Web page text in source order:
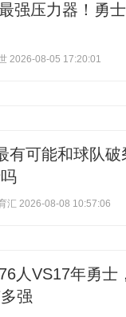
强压力器！勇
2026-08-05 17:20:01
有可能和球队
汇 2026-08-08 10:57:06
76人VS17年勇士
强